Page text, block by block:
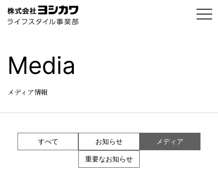
t
o
Media
メディア情報
すべて お知らせ メディア
重要なお知らせ